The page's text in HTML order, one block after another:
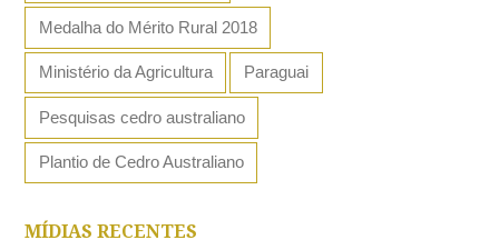
Medalha do Mérito Rural 2018
Ministério da Agricultura Paraguai
Pesquisas cedro australiano
Plantio de Cedro Australiano
MÍDIAS RECENTES